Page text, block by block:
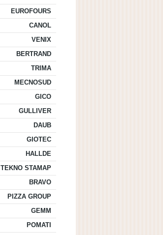
EUROFOURS
CANOL
VENIX
BERTRAND
TRIMA
MECNOSUD
GICO
GULLIVER
DAUB
GIOTEC
HALLDE
TEKNO STAMAP
BRAVO
PIZZA GROUP
GEMM
POMATI